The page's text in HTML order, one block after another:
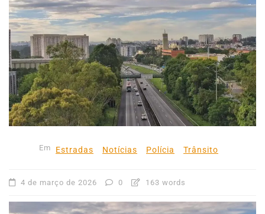
Em Estradas Notícias Polícia Trânsito
4 de março de 2026 0 163 words